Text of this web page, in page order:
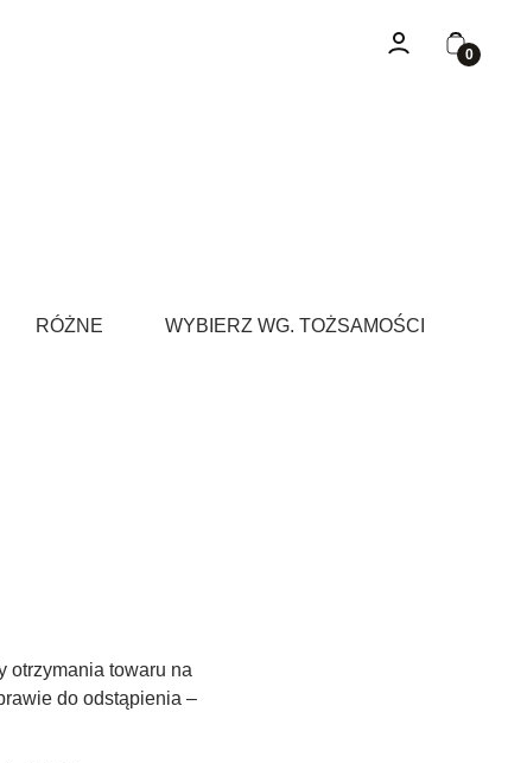
Zaloguj sięKoszyk
RÓŻNE WYBIERZ WG. TOŻSAMOŚCI
otrzymania towaru na
do odstąpienia –